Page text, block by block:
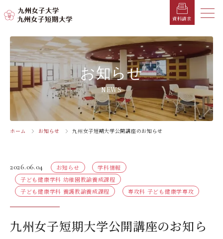
資料請求 メニ
メ
ニ
ュ
ー
を
閉
じ
る
受験生の方へ
在学生の方へ
卒業生の方へ
保護者の方へ
教職員の方へ
教員検索
総合案内
学長メッセージ
キャンパスマップ・施設紹介
教育理念・学則
沿革
学歌
デジタルパンフレット
学部・学科
九州女子大学
家政学部
人間科学部
児童・幼児教育学科（旧 人間発達学科 人間発達
学専攻）
心理・文化学科（旧 人間発達学科 人間基礎学専
学部・学科
九州女子短期大学
子ども健康学科
専攻科
子ども健康学専攻
学生生活
キャンパスカレンダー
学納金
奨学金
学友会（サークル紹介）
大学イベント
就職情報
就職活動年間スケジュール
就職対策講座・ガイダンス
就職・キャリア支援
免許・資格一覧
K-CIP
就職なんでも相談窓口
入試情報
入学試験要項・提出書類
入試日程・科目
出願方法
入学定員・選抜区分別募集定員
入学試験問題
WEB相談会
交通アクセス
お知らせ
NEWS
ホーム お知らせ 九州女子短期大学公開講座のお知らせ
2026.06.04 お知らせ
学科情報
子ども健康学科 幼稚園教諭養成課程
子ども健康学科 養護教諭養成課程
専攻科 子ども健康学専攻
九州女子短期大学公開講座のお知ら